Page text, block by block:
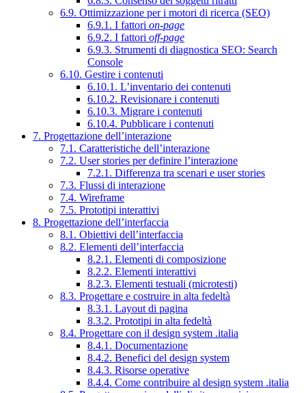
6.9. Ottimizzazione per i motori di ricerca (SEO)
6.9.1. I fattori on-page
6.9.2. I fattori off-page
6.9.3. Strumenti di diagnostica SEO: Search
Console
6.10. Gestire i contenuti
6.10.1. L’inventario dei contenuti
6.10.2. Revisionare i contenuti
6.10.3. Migrare i contenuti
6.10.4. Pubblicare i contenuti
7. Progettazione dell’interazione
7.1. Caratteristiche dell’interazione
7.2. User stories per definire l’interazione
7.2.1. Differenza tra scenari e user stories
7.3. Flussi di interazione
7.4. Wireframe
7.5. Prototipi interattivi
8. Progettazione dell’interfaccia
8.1. Obiettivi dell’interfaccia
8.2. Elementi dell’interfaccia
8.2.1. Elementi di composizione
8.2.2. Elementi interattivi
8.2.3. Elementi testuali (microtesti)
8.3. Progettare e costruire in alta fedeltà
8.3.1. Layout di pagina
8.3.2. Prototipi in alta fedeltà
8.4. Progettare con il design system .italia
8.4.1. Documentazione
8.4.2. Benefici del design system
8.4.3. Risorse operative
8.4.4. Come contribuire al design system .italia